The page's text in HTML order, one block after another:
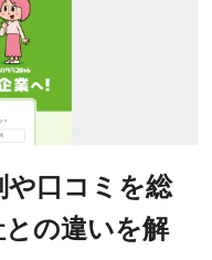
口コミを総
の違いを解